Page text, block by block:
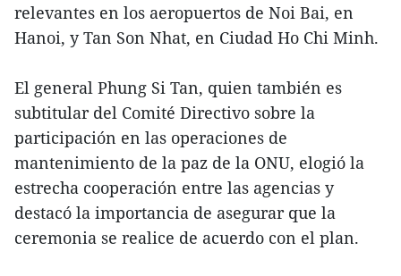
relevantes en los aeropuertos de Noi Bai, en
Hanoi, y Tan Son Nhat, en Ciudad Ho Chi Minh.
El general Phung Si Tan, quien también es
subtitular del Comité Directivo sobre la
participación en las operaciones de
mantenimiento de la paz de la ONU, elogió la
estrecha cooperación entre las agencias y
destacó la importancia de asegurar que la
ceremonia se realice de acuerdo con el plan.